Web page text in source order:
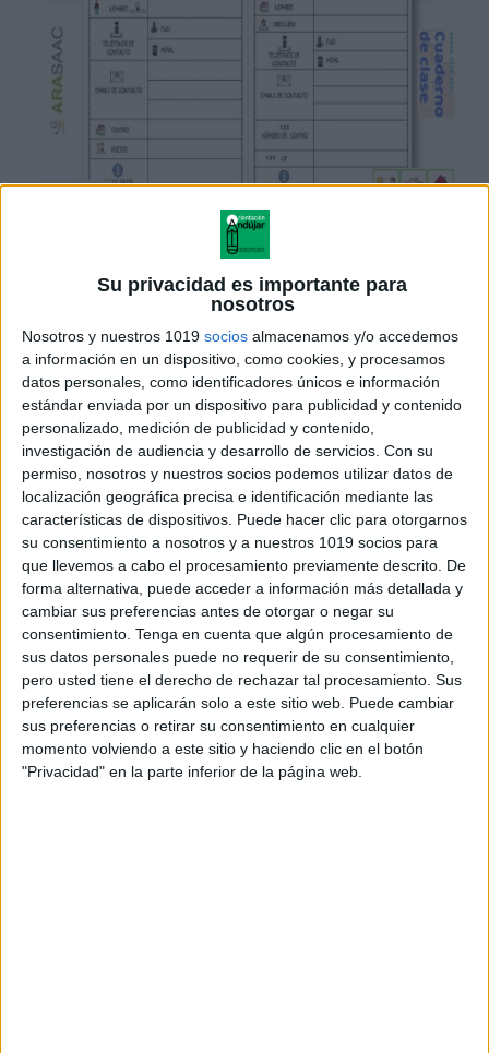
Su privacidad es importante para
nosotros
Nosotros y nuestros 1019 socios almacenamos y/o accedemos
a información en un dispositivo, como cookies, y procesamos
datos personales, como identificadores únicos e información
estándar enviada por un dispositivo para publicidad y contenido
personalizado, medición de publicidad y contenido,
investigación de audiencia y desarrollo de servicios. Con su
permiso, nosotros y nuestros socios podemos utilizar datos de
localización geográfica precisa e identificación mediante las
características de dispositivos. Puede hacer clic para otorgarnos
su consentimiento a nosotros y a nuestros 1019 socios para
que llevemos a cabo el procesamiento previamente descrito. De
forma alternativa, puede acceder a información más detallada y
cambiar sus preferencias antes de otorgar o negar su
consentimiento. Tenga en cuenta que algún procesamiento de
sus datos personales puede no requerir de su consentimiento,
pero usted tiene el derecho de rechazar tal procesamiento. Sus
preferencias se aplicarán solo a este sitio web. Puede cambiar
sus preferencias o retirar su consentimiento en cualquier
momento volviendo a este sitio y haciendo clic en el botón
"Privacidad" en la parte inferior de la página web.